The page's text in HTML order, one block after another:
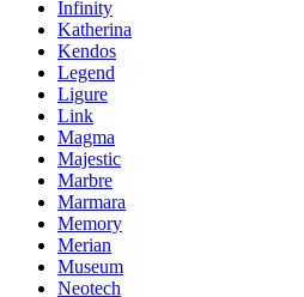
Infinity
Katherina
Kendos
Legend
Ligure
Link
Magma
Majestic
Marbre
Marmara
Memory
Merian
Museum
Neotech